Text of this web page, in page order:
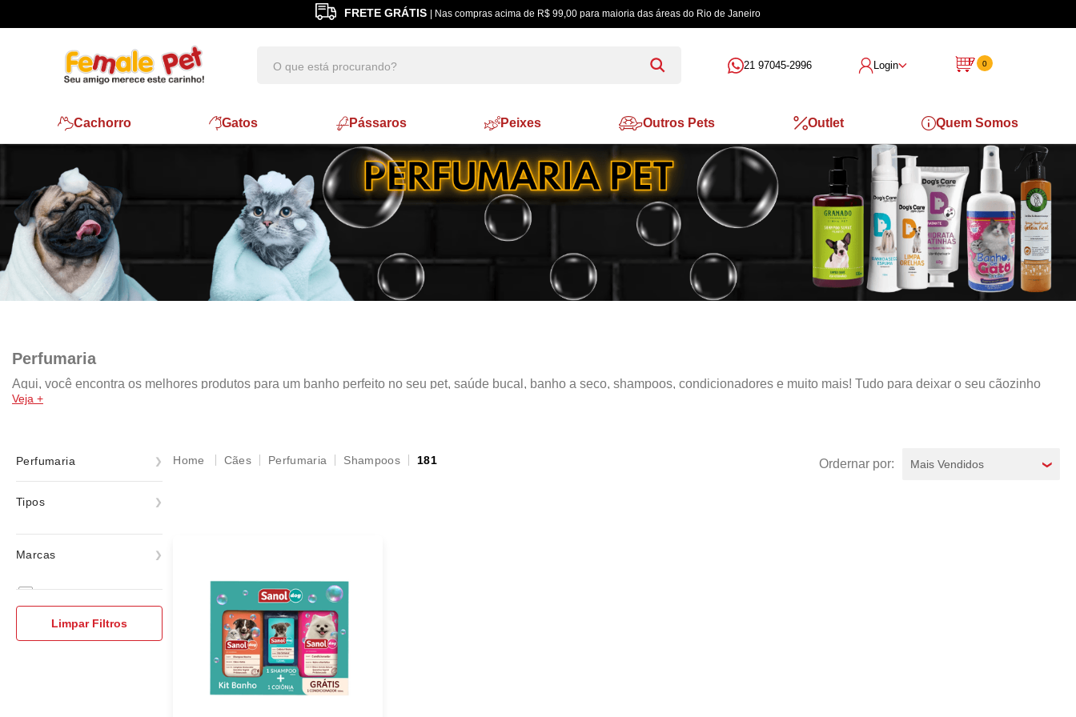
FRETE GRÁTIS | Nas compras acima de R$ 99,00 para maioria das áreas do Rio de Janeiro
21 97045-2996 Login 0
Cachorro Gatos Pássaros Peixes Outros Pets Outlet Quem Somos
Perfumaria
Aqui, você encontra os melhores produtos para um banho perfeito no seu pet, saúde bucal, banho a seco, shampoos, condicionadores e muito mais! Tudo para deixar o seu cãozinho
limpinho e cheiroso. Afinal, o bem-estar animal está ligado a diversos fatores, um deles é a higiene e limpeza. Na Female Pet, você encontra produtos das melhores marcas e um deles
Veja +
Perfumaria
Tipos
ver todas
Marcas
Limpar Filtros
Cães Perfumaria Shampoos 181 Mais Vendidos